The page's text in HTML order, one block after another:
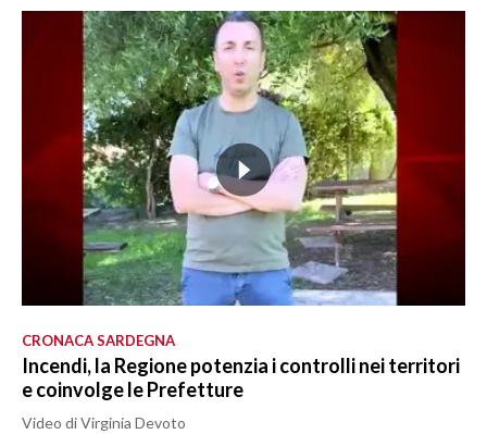
CRONACA SARDEGNA
Incendi, la Regione potenzia i controlli nei territori
e coinvolge le Prefetture
Video di Virginia Devoto